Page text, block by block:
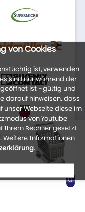
Portfolios
von Cookies
ist, verwenden
sind nur während der
ist - gültig und
darauf hinweisen, dass
unser Webseite diese im
von Youtube
Ihrem Rechner gesetzt
Weitere Informationen
.
0